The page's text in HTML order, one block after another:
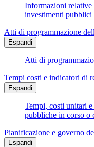
Informazioni
investimenti pubblici
Atti di programmazione
Espandi
Atti di
Tempi costi e indicatori di
Espandi
Tempi, costi unitari
pubbliche in corso o
Pianificazione e governo
Espandi